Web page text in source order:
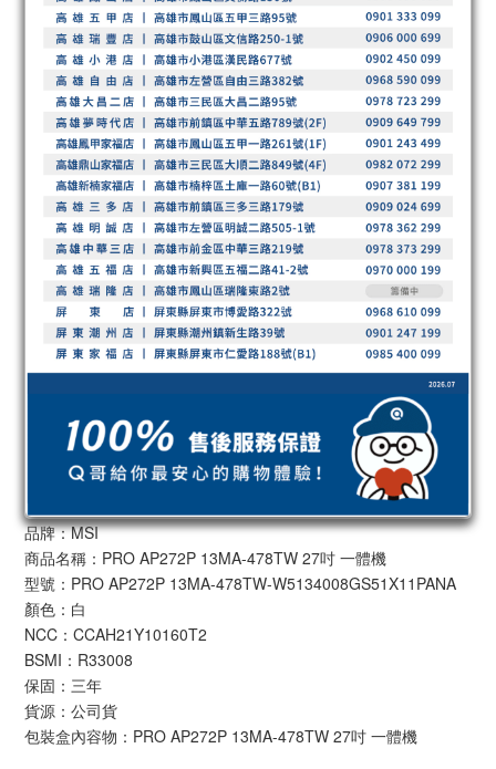
品牌：MSI
商品名稱：PRO AP272P 13MA-478TW 27吋 一體機
型號：PRO AP272P 13MA-478TW-W5134008GS51X11PANA
顏色：白
NCC：CCAH21Y10160T2
BSMI：R33008
保固：三年
貨源：公司貨
包裝盒內容物：PRO AP272P 13MA-478TW 27吋 一體機